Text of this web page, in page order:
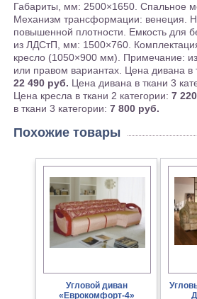
Габариты, мм: 2500×1650. Спальное
Механизм трансформации: венеция.
повышенной плотности. Емкость для
из ЛДСтП, мм: 1500×760.
кресло (1050×900 мм). Примечание:
или правом вариантах. Цена дивана в
22 490 руб. Цена дивана в ткани 3
Цена кресла в ткани 2 категории: 7
в ткани 3 категории: 7 800 руб.
Похожие товары
Угловой диван
«Еврокомфорт-4»